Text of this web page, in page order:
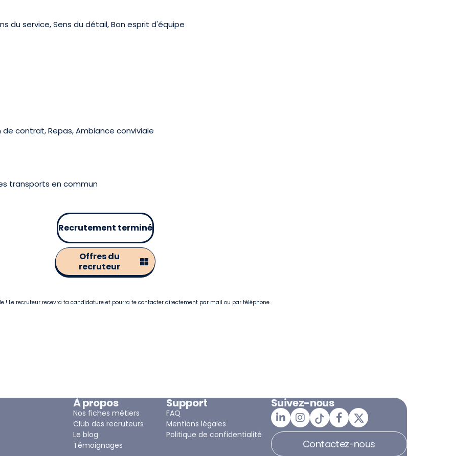
du service, Sens du détail, Bon esprit d'équipe
de contrat, Repas, Ambiance conviviale
transports en commun
Recrutement terminé
Offres du
recruteur
! Le recruteur recevra ta candidature et pourra te contacter directement par mail ou par téléphone.
À propos
Nos fiches métiers
Club des recruteurs
Le blog
Témoignages
Support
FAQ
Mentions légales
Politique de confidentialité
Suivez-nous
Contactez-nous